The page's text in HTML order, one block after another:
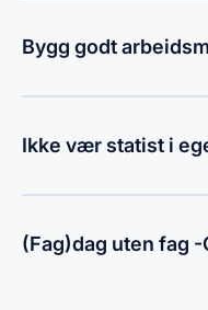
Bygg godt
Ikke vær statist i
(Fag)dag uten fag